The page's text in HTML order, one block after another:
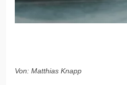
Von: Matthias Knapp